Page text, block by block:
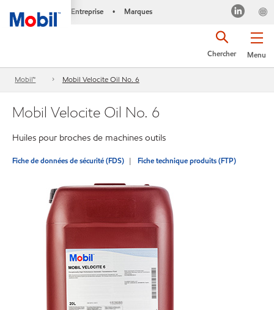
Entreprise • Marques
Menu
Chercher
Mobil™ Mobil Velocite Oil No. 6
Mobil Velocite Oil No. 6
Huiles pour broches de machines outils
Fiche de données de sécurité (FDS) Fiche technique produits (FTP)